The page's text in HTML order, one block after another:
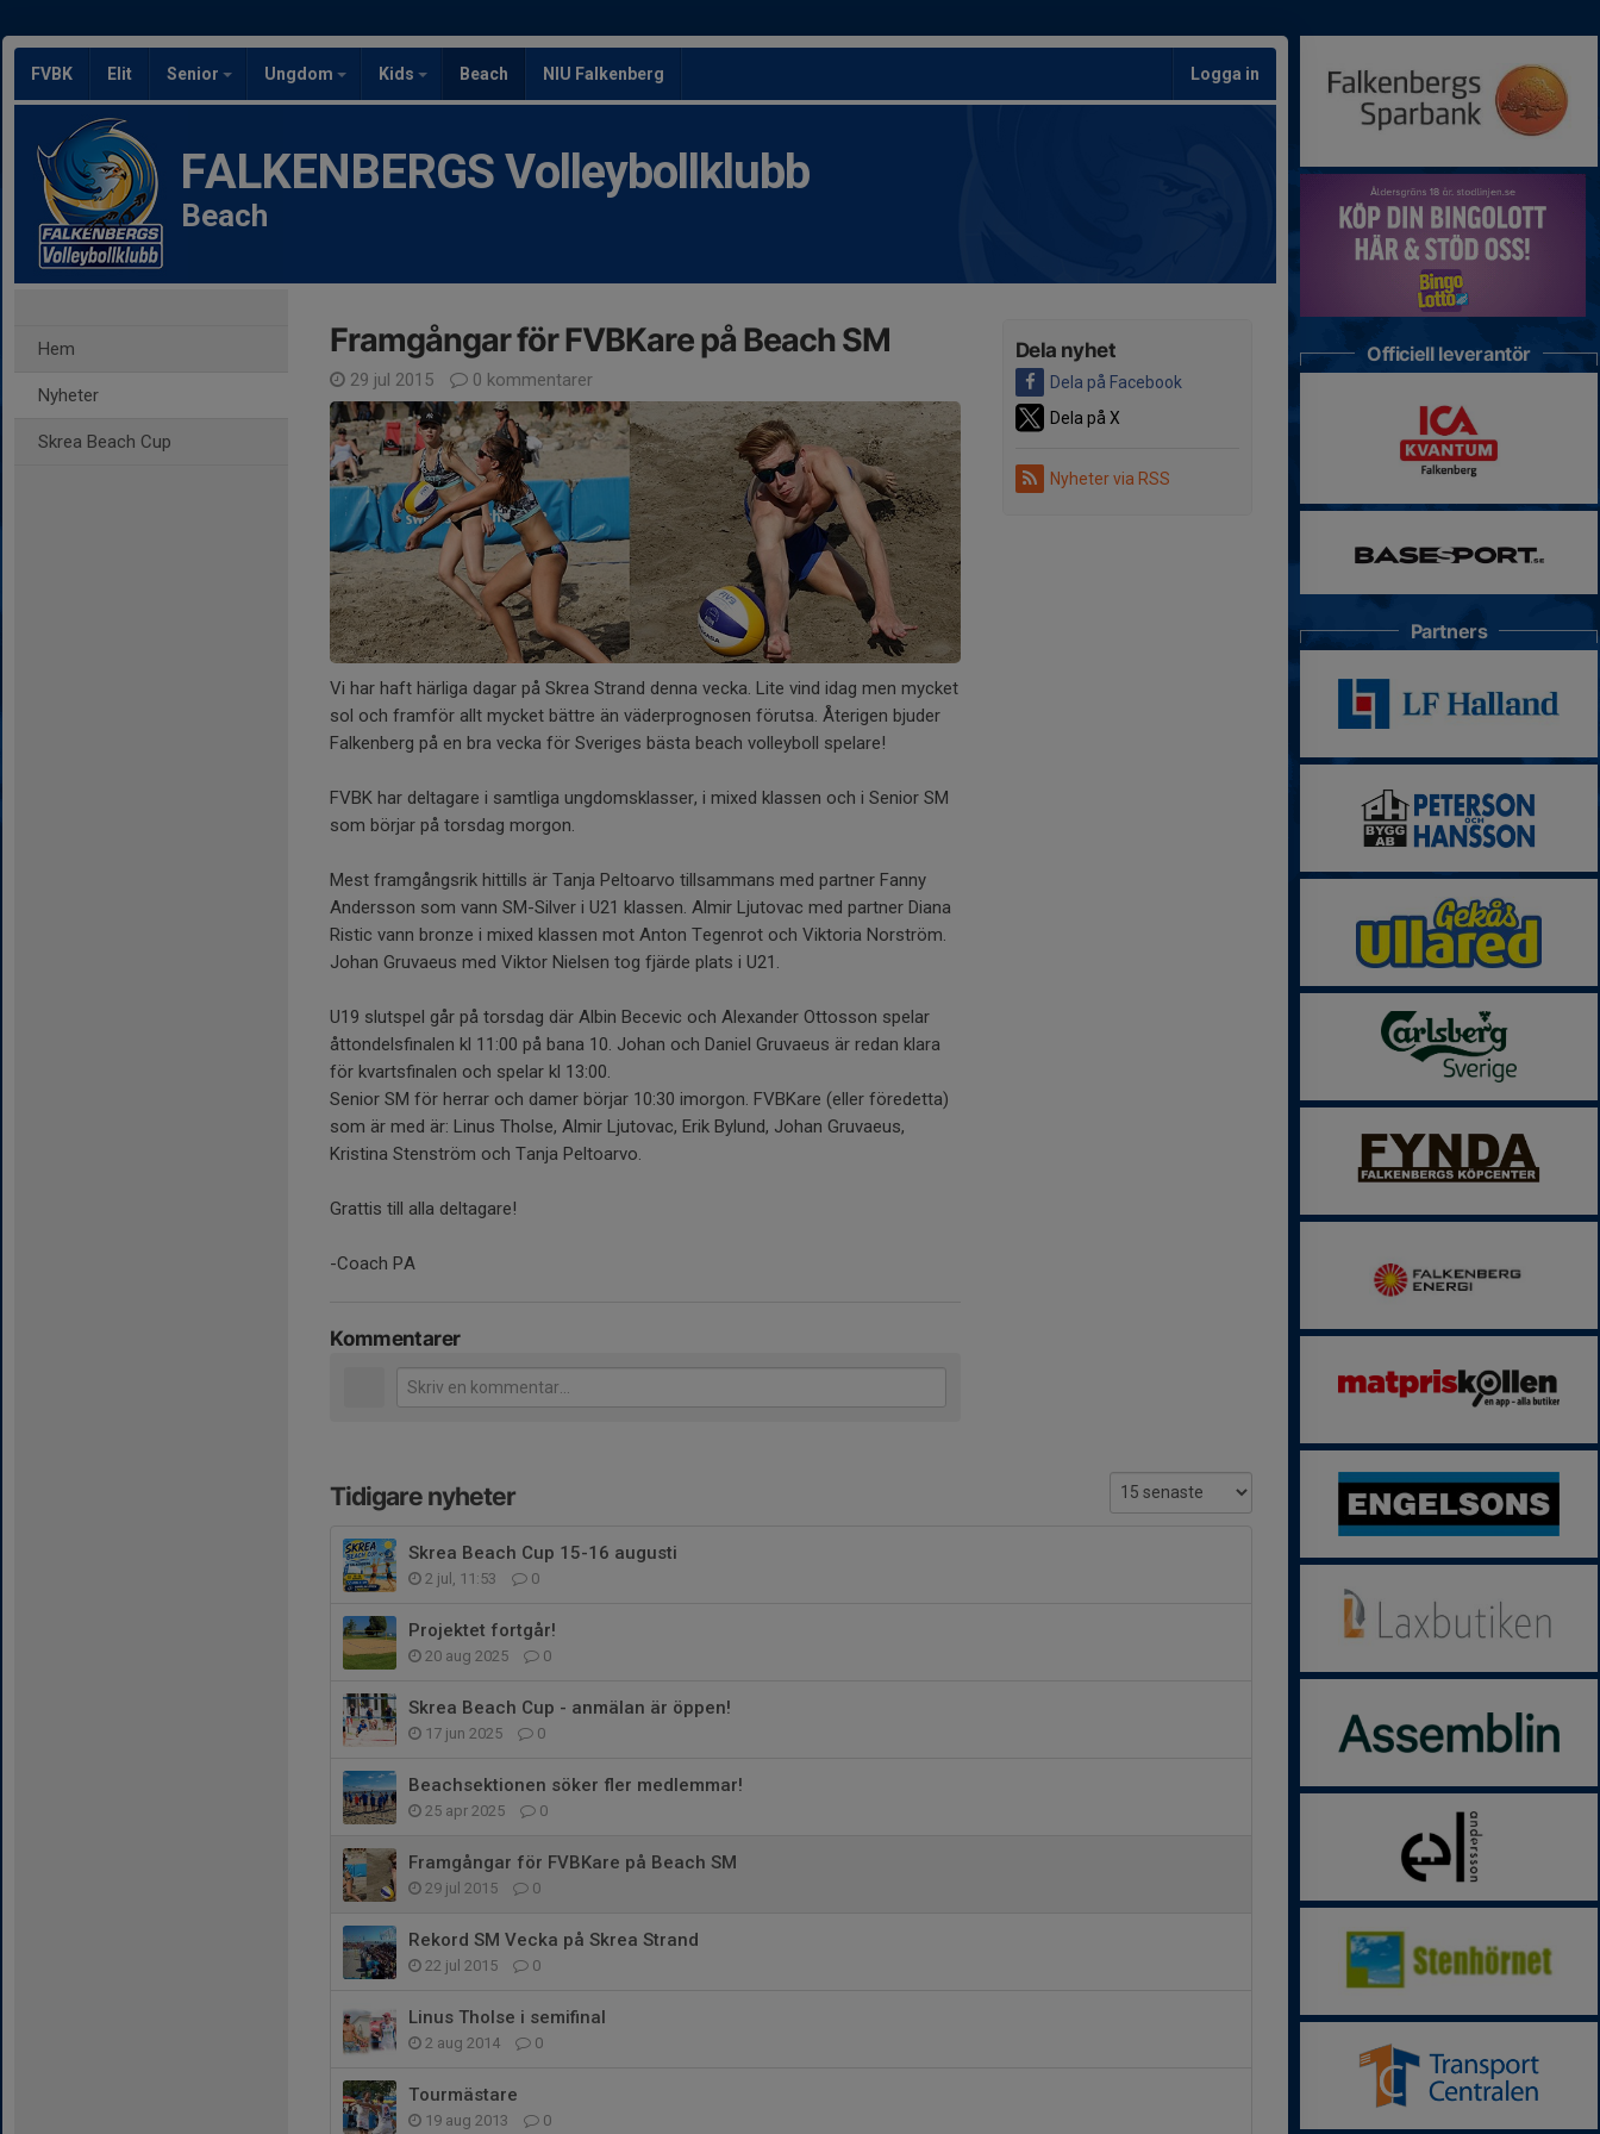
FVBK Elit Senior Ungdom Kids Beach NIU Falkenberg Logga in
FALKENBERGS Volleybollklubb
Beach
Hem
Nyheter
Skrea Beach Cup
Dela nyhet
Dela på Facebook
Dela på X
Nyheter via RSS
Framgångar för FVBKare på Beach SM
29 jul 2015 0 kommentarer
Vi har haft härliga dagar på Skrea Strand denna vecka. Lite vind idag men mycket
sol och framför allt mycket bättre än väderprognosen förutsa. Återigen bjuder
Falkenberg på en bra vecka för Sveriges bästa beach volleyboll spelare!
FVBK har deltagare i samtliga ungdomsklasser, i mixed klassen och i Senior SM
som börjar på torsdag morgon.
Mest framgångsrik hittills är Tanja Peltoarvo tillsammans med partner Fanny
Andersson som vann SM-Silver i U21 klassen. Almir Ljutovac med partner Diana
Ristic vann bronze i mixed klassen mot Anton Tegenrot och Viktoria Norström.
Johan Gruvaeus med Viktor Nielsen tog fjärde plats i U21.
U19 slutspel går på torsdag där Albin Becevic och Alexander Ottosson spelar
åttondelsfinalen kl 11:00 på bana 10. Johan och Daniel Gruvaeus är redan klara
för kvartsfinalen och spelar kl 13:00.
Senior SM för herrar och damer börjar 10:30 imorgon. FVBKare (eller föredetta)
som är med är: Linus Tholse, Almir Ljutovac, Erik Bylund, Johan Gruvaeus,
Kristina Stenström och Tanja Peltoarvo.
Grattis till alla deltagare!
-Coach PA
Kommentarer
Tidigare nyheter
Skrea Beach Cup 15-16 augusti
2 jul, 11:53 0
Projektet fortgår!
20 aug 2025 0
Skrea Beach Cup - anmälan är öppen!
17 jun 2025 0
Beachsektionen söker fler medlemmar!
25 apr 2025 0
Framgångar för FVBKare på Beach SM
29 jul 2015 0
Rekord SM Vecka på Skrea Strand
22 jul 2015 0
Linus Tholse i semifinal
2 aug 2014 0
Tourmästare
19 aug 2013 0
Officiell leverantör
Partners